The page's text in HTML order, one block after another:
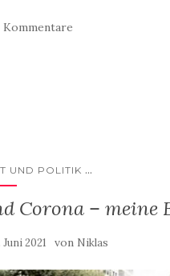
UND POLITIK ...
Corona – meine
Juni 2021 von Niklas